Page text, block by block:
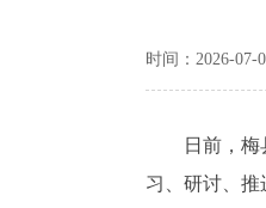
时间：2026-07-
日前，梅县
习、研讨、推